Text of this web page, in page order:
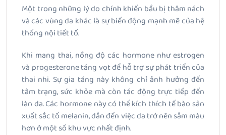
Một trong những lý do chính khiến bầu bị thâm nách
và các vùng da khác là sự biến động mạnh mẽ của hệ
thống nội tiết tố.
Khi mang thai, nồng độ các hormone như estrogen
và progesterone tăng vọt để hỗ trợ sự phát triển của
thai nhi. Sự gia tăng này không chỉ ảnh hưởng đến
tâm trạng, sức khỏe mà còn tác động trực tiếp đến
làn da. Các hormone này có thể kích thích tế bào sản
xuất sắc tố melanin, dẫn đến việc da trở nên sẫm màu
hơn ở một số khu vực nhất định.